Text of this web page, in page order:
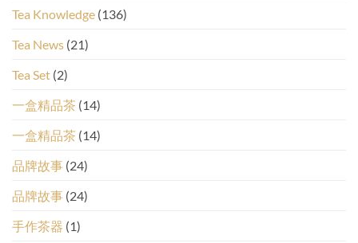
Tea Knowledge (136)
Tea News (21)
Tea Set (2)
一盒精品茶 (14)
一盒精品茶 (14)
品牌故事 (24)
品牌故事 (24)
手作茶器 (1)